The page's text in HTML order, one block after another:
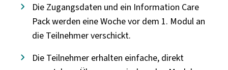
Die Zugangsdaten und ein Information Care
Pack werden eine Woche vor dem 1. Modul an
die Teilnehmer verschickt.
Die Teilnehmer erhalten einfache, direkt